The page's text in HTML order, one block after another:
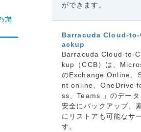
ができます。
Barracuda Cloud-
ackup
Barracuda Cloud-to-
kup（CCB）は、
のExchange Online、
nt online、OneDrive
ss、Teams 」のデータ
安全にバックアップ、
にリストアも可能なサ
す。